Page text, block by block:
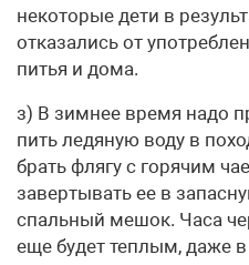
некоторые дети в
отказались от
питья и дома.
з) В зимнее время надо
пить ледяную воду в
брать флягу с горячим
завертывать ее в
спальный мешок. Часа
еще будет теплым, даже